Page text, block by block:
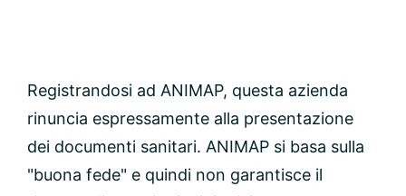
Registrandosi ad ANIMAP, questa azienda
rinuncia espressamente alla presentazione
dei documenti sanitari. ANIMAP si basa sulla
"buona fede" e quindi non garantisce il